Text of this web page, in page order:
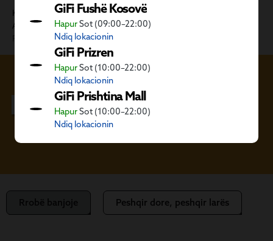
GiFi Fushë Kosovë
HapurSot (09:00–22:00)
Ndiq lokacionin
GiFi Prizren
HapurSot (10:00–22:00)
Ndiq lokacionin
GiFi Prishtina Mall
HapurSot (10:00–22:00)
Ndiq lokacionin
Kategoritë GiFi
Mobilie dhe dekore
Artikuj shtëpiak nga tekstili
Artikuj tekstili për banjo
Rrobë banjoje
Rrobë banjoje
Peshqir dore, peshqir larës